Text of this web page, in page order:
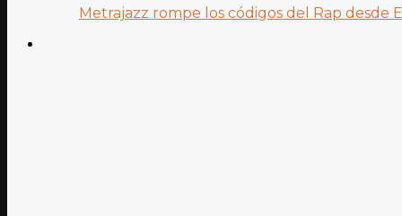
Metrajazz rompe los códigos del Rap desde